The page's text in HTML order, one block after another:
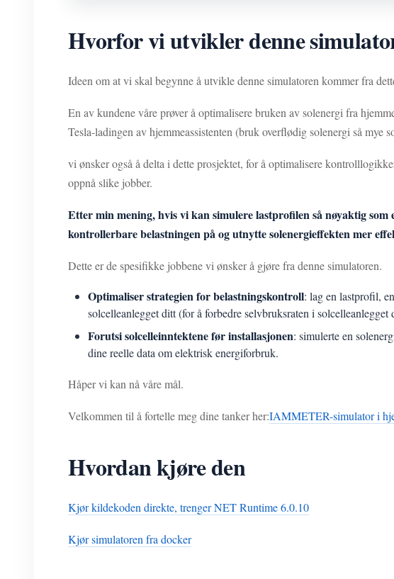
Hvorfor vi utvikler denne
Ideen om at vi skal begynne å utvikle denne simulatoren kommer fra
En av kundene våre prøver å optimalisere bruken av solenergi fra
Tesla-ladingen av hjemmeassistenten (bruk overflødig solenergi så mye
vi ønsker også å delta i dette prosjektet, for å optimalisere
oppnå slike jobber.
Etter min mening, hvis vi kan simulere lastprofilen så nøyaktig
kontrollerbare belastningen på og utnytte solenergieffekten mer
Dette er de spesifikke jobbene vi ønsker å gjøre fra denne simulatoren.
Optimaliser strategien for belastningskontroll: lag en lastprofil,
solcelleanlegget ditt (for å forbedre selvbruksraten i solcelleanlegget
Forutsi solcelleinntektene før installasjonen: simulerte en
dine reelle data om elektrisk energiforbruk.
Håper vi kan nå våre mål.
Velkommen til å fortelle meg dine tanker her:IAMMETER-simulator i
Hvordan kjøre den
Kjør kildekoden direkte, trenger NET Runtime 6.0.10
Kjør simulatoren fra docker